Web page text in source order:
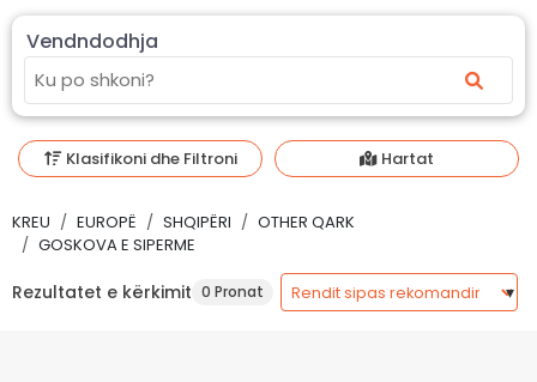
Vendndodhja
Klasifikoni dhe Filtroni Hartat
KREU EUROPË SHQIPËRI
OTHER QARK
GOSKOVA E SIPERME
Rezultatet e kërkimit 0 Pronat